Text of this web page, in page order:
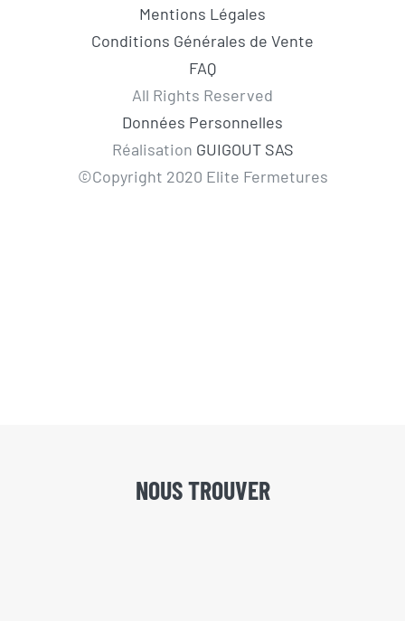
Mentions Légales
Conditions Générales de Vente
FAQ
All Rights Reserved
Données Personnelles
Réalisation GUIGOUT SAS
©Copyright 2020 Elite Fermetures
NOUS TROUVER